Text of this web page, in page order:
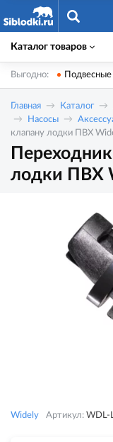
Каталог товаров
Выгодно:
Главная Каталог
Насосы
клапану лодки ПВХ
лодки ПВХ
Widely Артикул: WDL-